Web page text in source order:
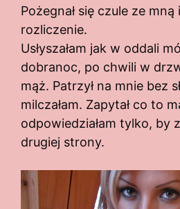
Pożegnał się czule ze
rozliczenie.
Usłyszałam jak w oddali
dobranoc, po chwili w
mąż. Patrzył na mnie bez
milczałam. Zapytał co to
odpowiedziałam tylko, by
drugiej strony.